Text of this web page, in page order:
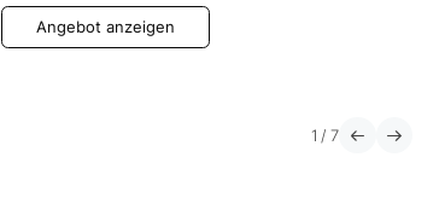
Angebot anzeigen
1 /7